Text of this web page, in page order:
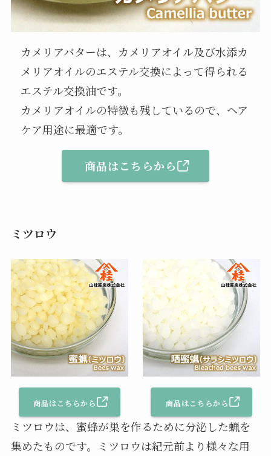
カメリアバターは、カメリアオイル及び水添カ
メリアオイルのエステル交換によって得られる
エステル交換油です。
カメリアオイルの特徴も残しているので、ヘア
ケア用途に最適です。
商品はこちらから
ミツロウ
商品はこちらから 商品はこちらから
ミツロウは、蜜蜂が巣を作るために分泌した蝋を
集めたものです。ミツロウは紀元前より様々な用